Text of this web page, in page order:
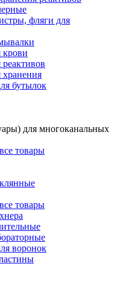
фляги для
крови
бутылок
для многоканальных
товары
товары
воронок